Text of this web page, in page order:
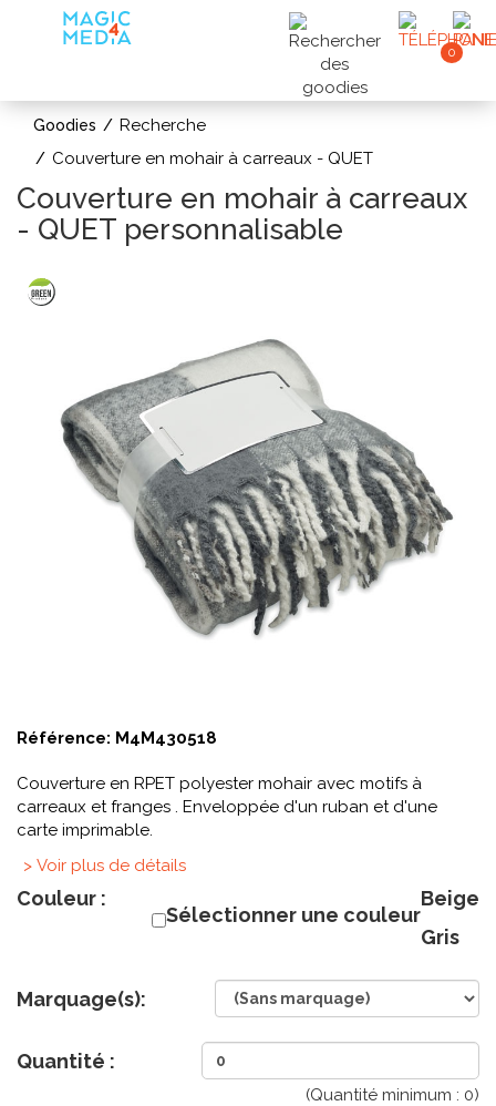
0
Goodies
Recherche
Couverture en mohair à carreaux - QUET
Couverture en mohair à carreaux
- QUET personnalisable
Référence: M4M430518
Couverture en RPET polyester mohair avec motifs à
carreaux et franges . Enveloppée d'un ruban et d'une
carte imprimable.
> Voir plus de détails
Couleur :
Sélectionner une couleur
Beige
Gris
Marquage(s):
Quantité :
(Quantité minimum : 0)